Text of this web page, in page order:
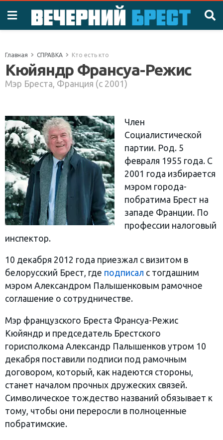
Главная СПРАВКА Кто есть кто
Кюйяндр Франсуа-Режис
Мэр Бреста, Франция (c 2001)
Член
Социалистической
партии. Род. 5
февраля 1955 года. С
2001 года избирается
мэром города-
побратима Брест на
западе Франции. По
профессии налоговый
инспектор.
10 декабря 2012 года приезжал с визитом в
белорусский Брест, где подписал с тогдашним
мэром Александром Палышенковым рамочное
соглашение о сотрудничестве.
Мэр французского Бреста Франсуа-Режис
Кюйяндр и председатель Брестского
горисполкома Александр Палышенков утром 10
декабря поставили подписи под рамочным
договором, который, как надеются стороны,
станет началом прочных дружеских связей.
Символическое тождество названий обязывает к
тому, чтобы они переросли в полноценные
побратимские.